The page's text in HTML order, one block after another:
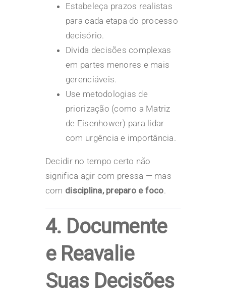
Estabeleça prazos realistas
para cada etapa do processo
decisório.
Divida decisões complexas
em partes menores e mais
gerenciáveis.
Use metodologias de
priorização (como a Matriz
de Eisenhower) para lidar
com urgência e importância.
Decidir no tempo certo não
significa agir com pressa — mas
com disciplina, preparo e foco.
4. Documente
e Reavalie
Suas Decisões